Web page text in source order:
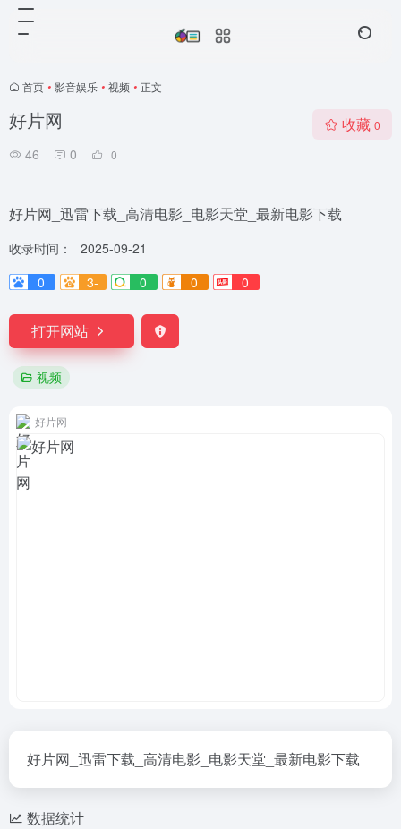
首页 • 影音娱乐 • 视频 • 正文
好片网
46 0 0
收藏 0
好片网_迅雷下载_高清电影_电影天堂_最新电影下载
收录时间：
2025-09-21
0
3- 0 0 0
打开网站
视频
好片网
好片网_迅雷下载_高清电影_电影天堂_最新电影下载
数据统计